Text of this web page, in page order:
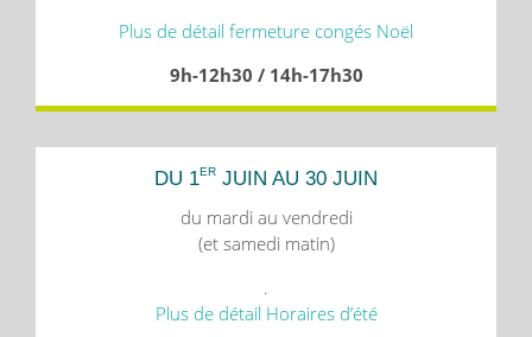
Plus de détail fermeture congés Noël
9h-12h30 / 14h-17h30
DU 1ER JUIN AU 30 JUIN
du mardi au vendredi
(et samedi matin)
.
Plus de détail Horaires d’été